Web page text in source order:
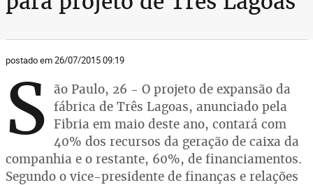
postado em 26/07/2015 09:19
S ão Paulo, 26 - O projeto de expansão da
fábrica de Três Lagoas, anunciado pela
Fibria em maio deste ano, contará com
40% dos recursos da geração de caixa da
companhia e o restante, 60%, de financiamentos.
Segundo o vice-presidente de finanças e relações